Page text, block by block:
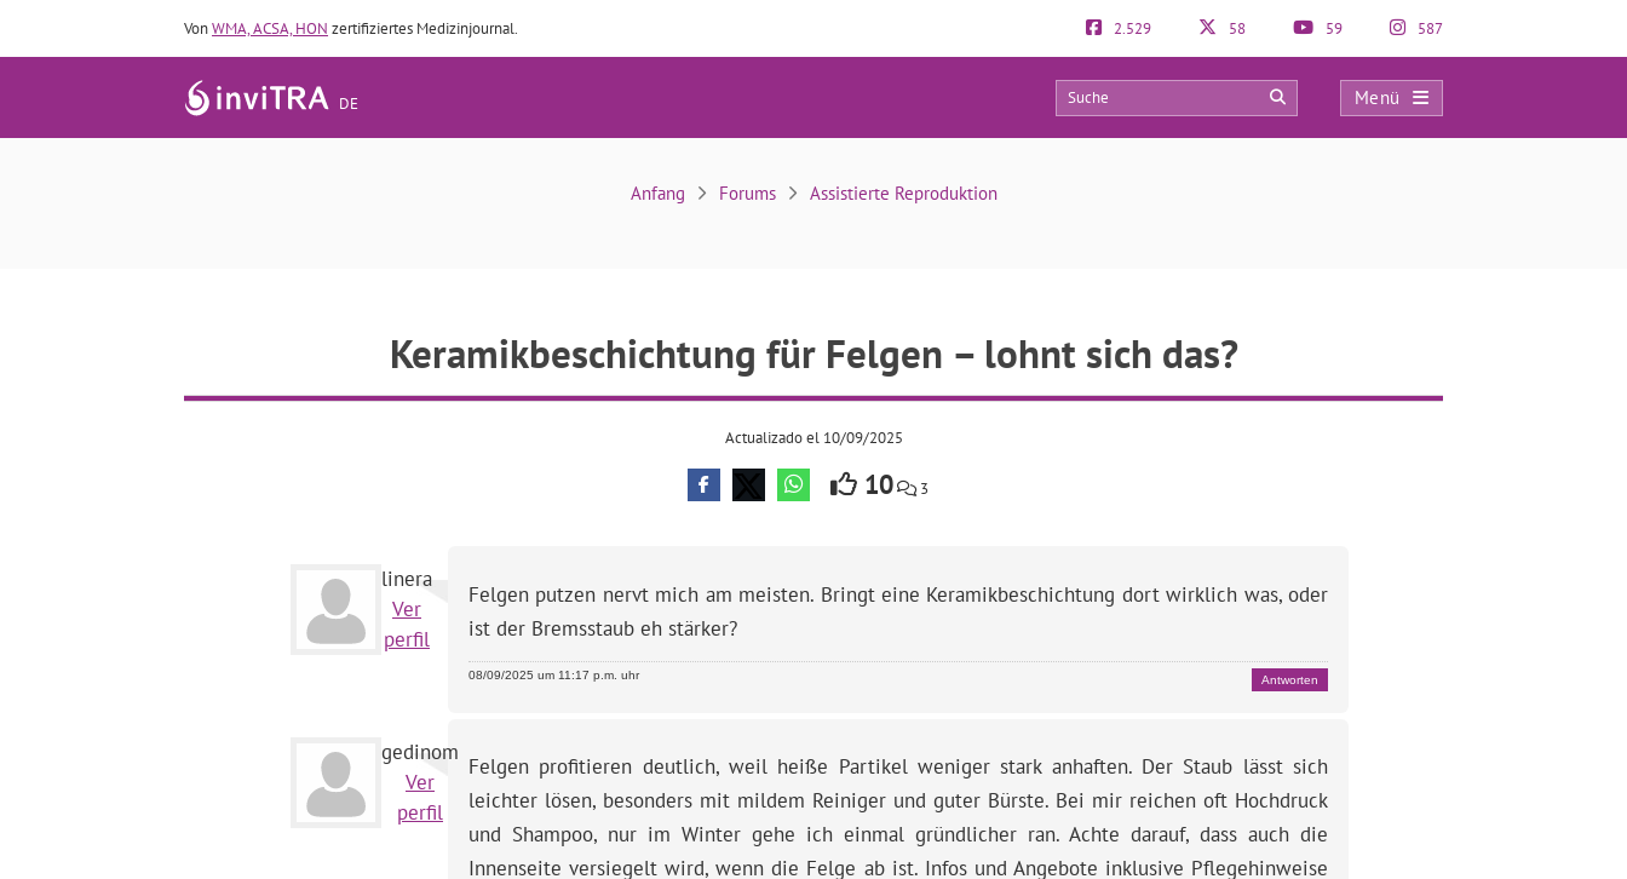
VonWMA, ACSA, HON zertifiziertes Medizinjournal. 2.529 58 59 587
DE
Menü
Keramikbeschichtung für Felgen – lohnt sich das?
7 0
Anfang Forums Assistierte Reproduktion
Keramikbeschichtung für Felgen – lohnt sich das?
Actualizado el 10/09/2025
10 3
linera
Ver
perfil
Felgen putzen nervt mich am meisten. Bringt eine Keramikbeschichtung dort wirklich was, oder
ist der Bremsstaub eh stärker?
08/09/2025 um 11:17 p.m. uhr Antworten
gedinom
Ver
perfil
Felgen profitieren deutlich, weil heiße Partikel weniger stark anhaften. Der Staub lässt sich
leichter lösen, besonders mit mildem Reiniger und guter Bürste. Bei mir reichen oft Hochdruck
und Shampoo, nur im Winter gehe ich einmal gründlicher ran. Achte darauf, dass auch die
Innenseite versiegelt wird, wenn die Felge ab ist. Infos und Angebote inklusive Pflegehinweise